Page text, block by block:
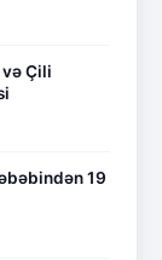
və Çili
19